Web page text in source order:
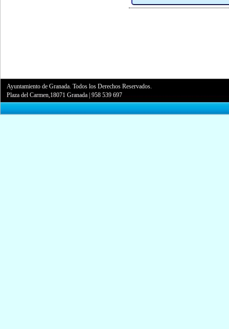
Ayuntamiento de Granada. Todos los Derechos Reservados.
Plaza del Carmen,18071 Granada |958 539 697